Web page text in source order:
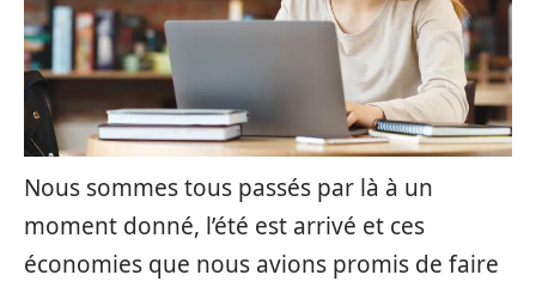
Nous sommes tous passés par là à un
moment donné, l’été est arrivé et ces
économies que nous avions promis de faire